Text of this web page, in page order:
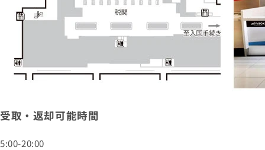
受取・返却可能時間
5:00-20:00